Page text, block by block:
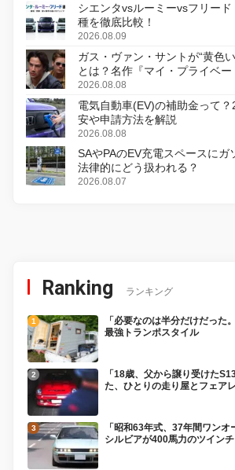
シエンタvsルーミーvsフリー
種を徹底比較！
2026.08.09
ガス・ヴァン・サントが“黄色
とは？名作『マイ・プライベー
初のデジタルリマスター版で復
2026.08.08
電気自動車(EV)の補助金って
安や申請方法を解説
2026.08.08
SAやPAのEV充電スペースにガ
法律的にどう扱われる？
2026.08.07
Ranking ランキング
「必要なのは半分だけだった
最強トランポスタイル
「18歳、父から譲り受けた
た、ひとりの走り屋とフェア
「昭和63年式、37年間ワン
シルビアが400馬力のツイン